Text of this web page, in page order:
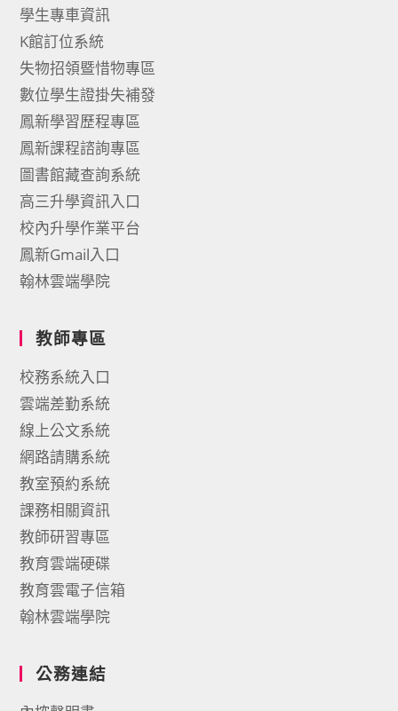
學生專車資訊
K館訂位系統
失物招領暨惜物專區
數位學生證掛失補發
鳳新學習歷程專區
鳳新課程諮詢專區
圖書館藏查詢系統
高三升學資訊入口
校內升學作業平台
鳳新Gmail入口
翰林雲端學院
教師專區
校務系統入口
雲端差勤系統
線上公文系統
網路請購系統
教室預約系統
課務相關資訊
教師研習專區
教育雲端硬碟
教育雲電子信箱
翰林雲端學院
公務連結